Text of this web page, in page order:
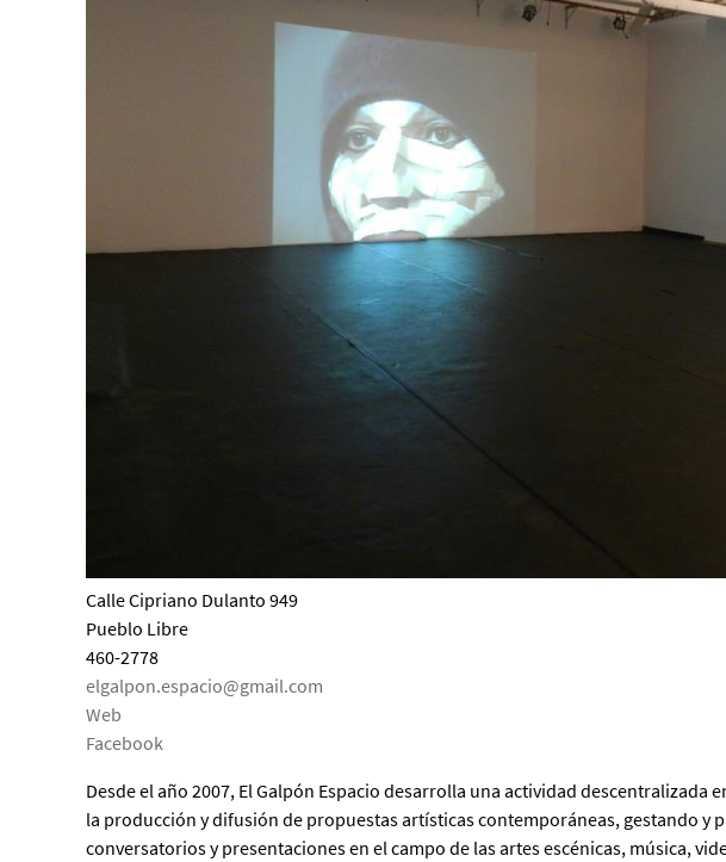
Calle Cipriano Dulanto 949
Pueblo Libre
460-2778
elgalpon.espacio@gmail.com
Web
Facebook
Desde el año 2007, El Galpón Espacio desarrolla una actividad
la producción y difusión de propuestas artísticas contemporáneas, gestando y
conversatorios y presentaciones en el campo de las artes escénicas, música,